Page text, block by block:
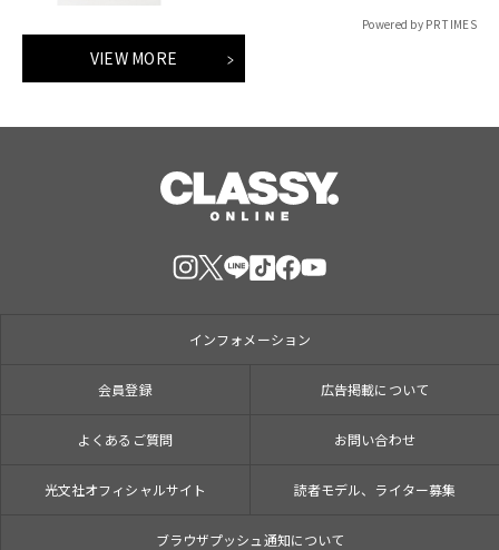
Powered by PR TIMES
VIEW MORE
インフォメーション
会員登録 広告掲載について
よくあるご質問 お問い合わせ
光文社オフィシャルサイト 読者モデル、ライター募集
ブラウザプッシュ通知について